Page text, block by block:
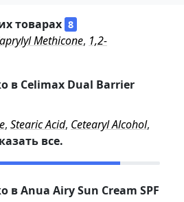
товарах 8
Methicone, 1,2-
в Celimax Dual Barrier
, Stearic Acid, Cetearyl Alcohol,
все.
вAnua Airy Sun Cream SPF